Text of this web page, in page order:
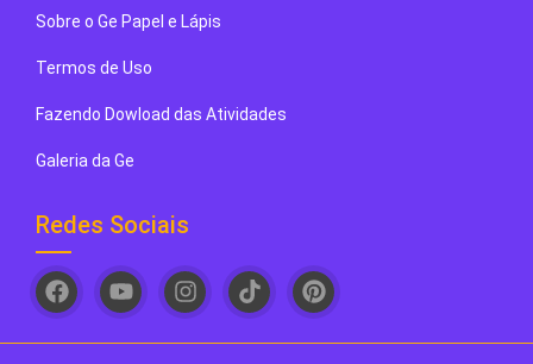
Sobre o Ge Papel e Lápis
Termos de Uso
Fazendo Dowload das Atividades
Galeria da Ge
Redes Sociais